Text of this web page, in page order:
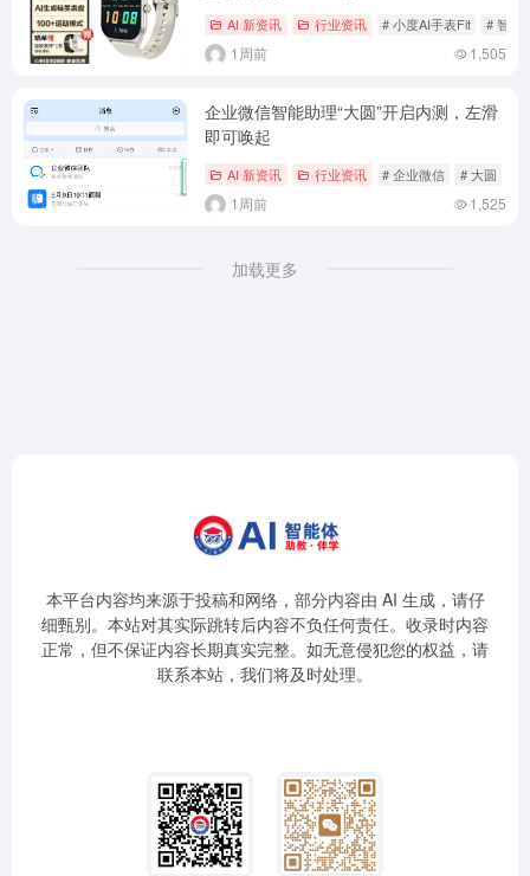
AI 新资讯 行业资讯 # 小度AI手表Fit # 智能
1周前 1,505
企业微信智能助理“大圆”开启内测，左滑
即可唤起
AI 新资讯 行业资讯 # 企业微信 # 大圆
1周前 1,525
加载更多
本平台内容均来源于投稿和网络，部分内容由 AI 生成，请仔
细甄别。本站对其实际跳转后内容不负任何责任。收录时内容
正常，但不保证内容长期真实完整。如无意侵犯您的权益，请
联系本站，我们将及时处理。